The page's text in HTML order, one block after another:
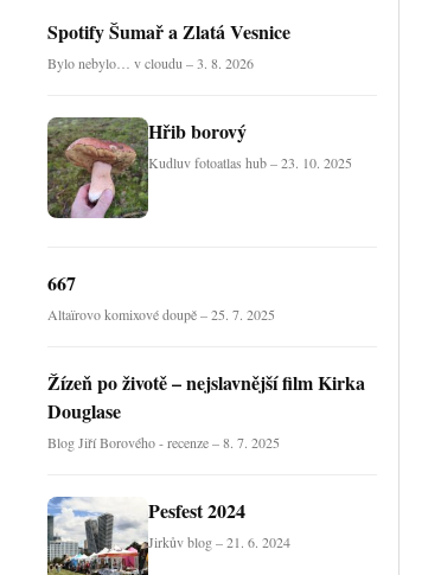
Spotify Šumař a Zlatá Vesnice
Bylo nebylo… v cloudu – 3. 8. 2026
Hřib borový
Kudluv fotoatlas hub – 23. 10. 2025
667
Altaïrovo komixové doupě – 25. 7. 2025
Žízeň po životě – nejslavnější film Kirka
Douglase
Blog Jiří Borového - recenze – 8. 7. 2025
Pesfest 2024
Jirkův blog – 21. 6. 2024